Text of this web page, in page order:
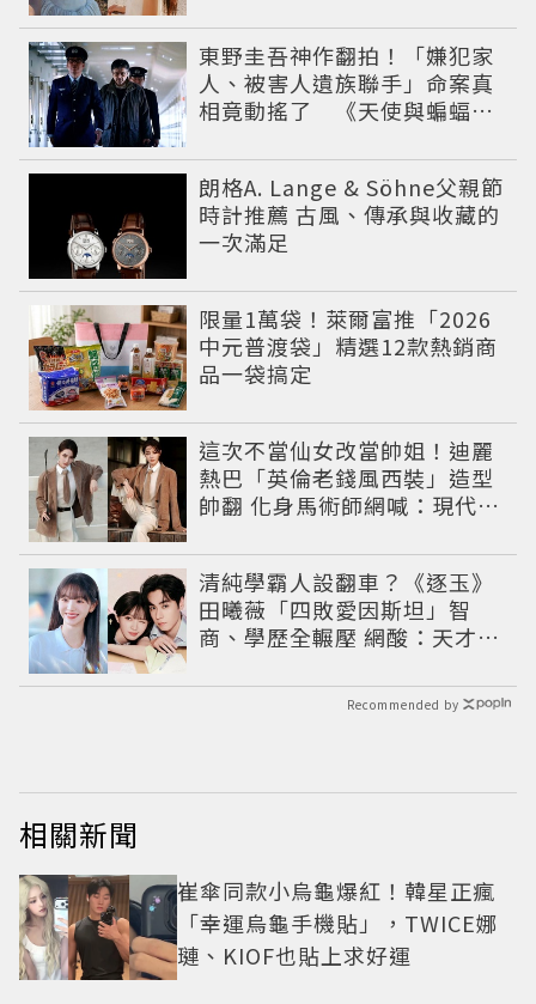
東野圭吾神作翻拍！「嫌犯家
人、被害人遺族聯手」命案真
相竟動搖了 《天使與蝙蝠》
朗格A. Lange & Söhne父親節
時計推薦 古風、傳承與收藏的
一次滿足
限量1萬袋！萊爾富推「2026
中元普渡袋」精選12款熱銷商
品一袋搞定
這次不當仙女改當帥姐！迪麗
熱巴「英倫老錢風西裝」造型
帥翻 化身馬術師網喊：現代版
清純學霸人設翻車？《逐玉》
田曦薇「四敗愛因斯坦」智
商、學歷全輾壓 網酸：天才全
Recommended by
相關新聞
崔傘同款小烏龜爆紅！韓星正瘋
「幸運烏龜手機貼」，TWICE娜
璉、KIOF也貼上求好運